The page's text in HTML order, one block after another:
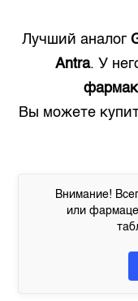
Лучший аналог
Antra. У
Вы можете
Внимание!
или